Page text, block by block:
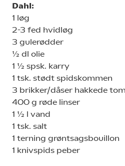
Dahl:
1 løg
2-3 fed hvidløg
3 gulerødder
½ dl olie
1 ½ spsk. karry
1 tsk. stødt spidskommen
3 brikker/dåser hakkede
400 g røde linser
1 ½ l vand
1 tsk. salt
1 terning grøntsagsbouillon
1 knivspids peber